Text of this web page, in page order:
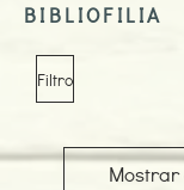
BIBLIOFILIA
Filtro